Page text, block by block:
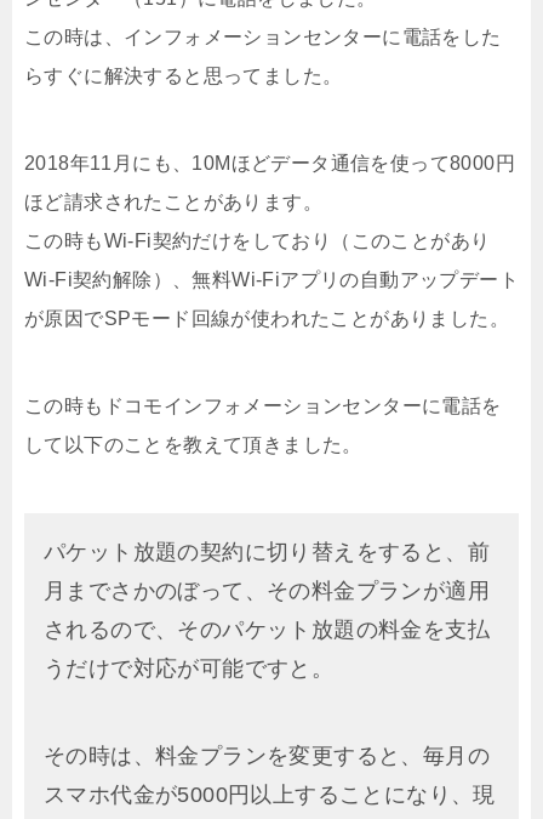
この時は、インフォメーションセンターに電話をした
らすぐに解決すると思ってました。
2018年11月にも、10Mほどデータ通信を使って8000円
ほど請求されたことがあります。
この時もWi-Fi契約だけをしており（このことがあり
Wi-Fi契約解除）、無料Wi-Fiアプリの自動アップデート
が原因でSPモード回線が使われたことがありました。
この時もドコモインフォメーションセンターに電話を
して以下のことを教えて頂きました。
パケット放題の契約に切り替えをすると、前
月までさかのぼって、その料金プランが適用
されるので、そのパケット放題の料金を支払
うだけで対応が可能ですと。
その時は、料金プランを変更すると、毎月の
スマホ代金が5000円以上することになり、現